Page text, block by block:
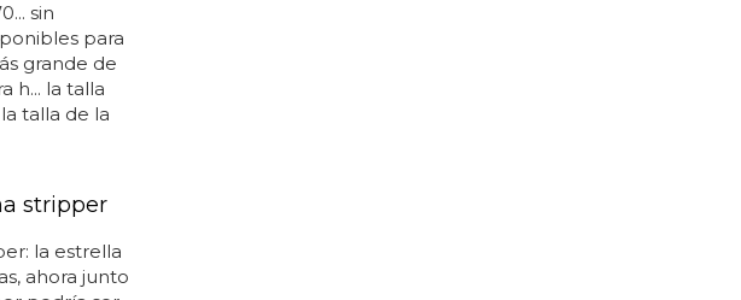
sin
para
grande de
h... la talla
talla de la
stripper
la estrella
ahora junto